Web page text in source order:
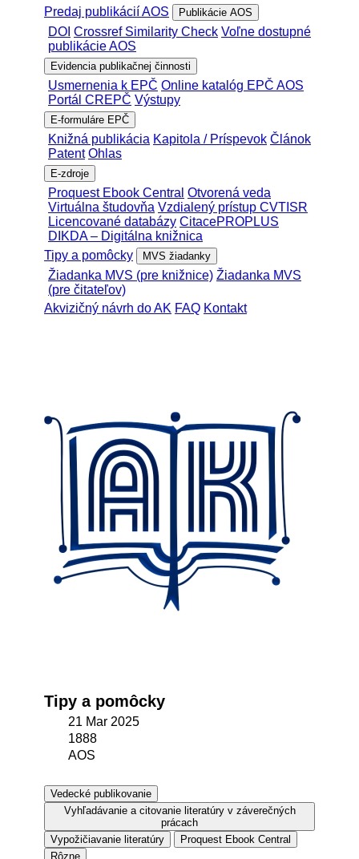
Predaj publikácií AOS
Publikácie AOS
DOI Crossref Similarity Check Voľne dostupné
publikácie AOS
Evidencia publikačnej činnosti
Usmernenia k EPČ Online katalóg EPČ AOS
Portál CREPČ Výstupy
E-formuláre EPČ
Knižná publikácia Kapitola / Príspevok Článok
Patent Ohlas
E-zdroje
Proquest Ebook Central Otvorená veda
Virtuálna študovňa Vzdialený prístup CVTISR
Licencované databázy CitacePROPLUS
DIKDA – Digitálna knižnica
Tipy a pomôcky
MVS žiadanky
Žiadanka MVS (pre knižnice) Žiadanka MVS
(pre čitateľov)
Akvizičný návrh do AK FAQ Kontakt
Tipy a pomôcky
21 Mar 2025
1888
AOS
Vedecké publikovanie
Vyhľadávanie a citovanie literatúry v záverečných
prácach
Vypožičiavanie literatúry
Proquest Ebook Central
Rôzne